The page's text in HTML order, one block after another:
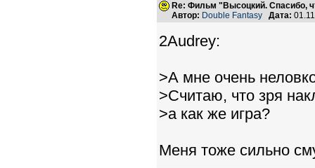
Re: Фильм "Высоцкий. Спасибо,
Автор: Double Fantasy Дата:
2Audrey:
>А мне очень
>Считаю, что зря
>а как же игра?
Меня тоже сильно